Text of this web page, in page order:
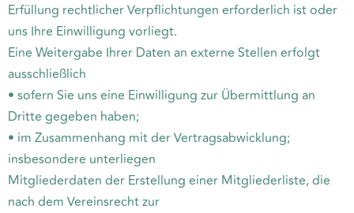
Erfüllung rechtlicher Verpflichtungen erforderlich ist oder
uns Ihre Einwilligung vorliegt.
Eine Weitergabe Ihrer Daten an externe Stellen erfolgt
ausschließlich
• sofern Sie uns eine Einwilligung zur Übermittlung an
Dritte gegeben haben;
• im Zusammenhang mit der Vertragsabwicklung;
insbesondere unterliegen
Mitgliederdaten der Erstellung einer Mitgliederliste, die
nach dem Vereinsrecht zur